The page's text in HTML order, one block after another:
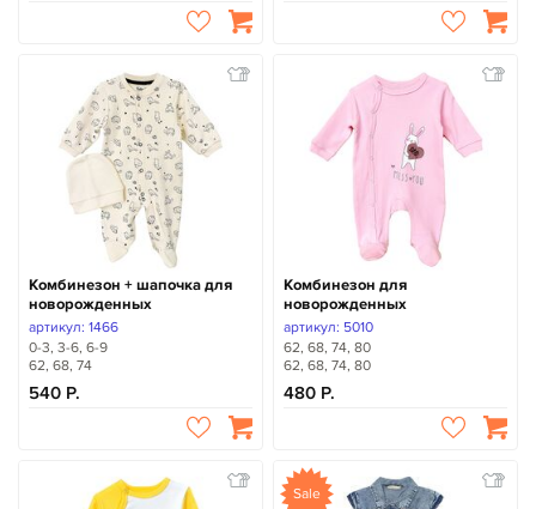
Комбинезон + шапочка для
новорожденных
артикул: 1466
0-3, 3-6, 6-9
62, 68, 74
540
Комбинезон для
новорожденных
артикул: 5010
62, 68, 74, 80
62, 68, 74, 80
480
Sale